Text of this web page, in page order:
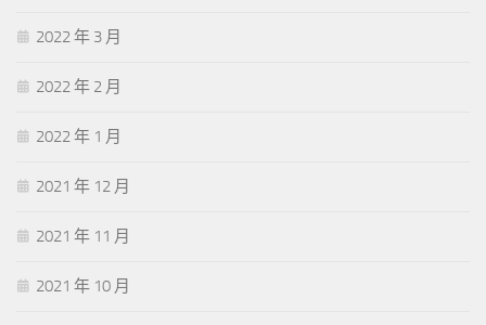
2022 年 3 月
2022 年 2 月
2022 年 1 月
2021 年 12 月
2021 年 11 月
2021 年 10 月